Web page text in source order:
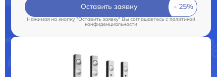
Оставить заявку
Нажимая на кнопку "Оставить заявку" Вы соглашаетесь c политикой
конфиденциальности